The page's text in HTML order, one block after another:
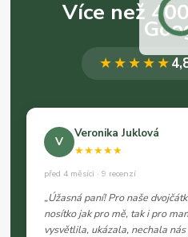
Více než
★★★★★
V
Veronika Juklová
★★★★★
před 4 měsíci · 9 recenzí
„Úžasná paní! Pro naše
nosítko jak pro mě, tak i pro
vysvětlila, ukázala, nechala